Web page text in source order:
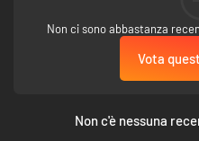
Non ci sono abbastanza
Vota
Non c'è nessuna